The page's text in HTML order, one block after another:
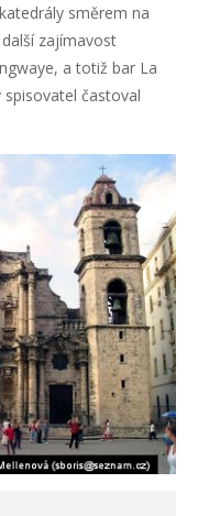
směrem na
zajímavost
a totiž bar La
častoval